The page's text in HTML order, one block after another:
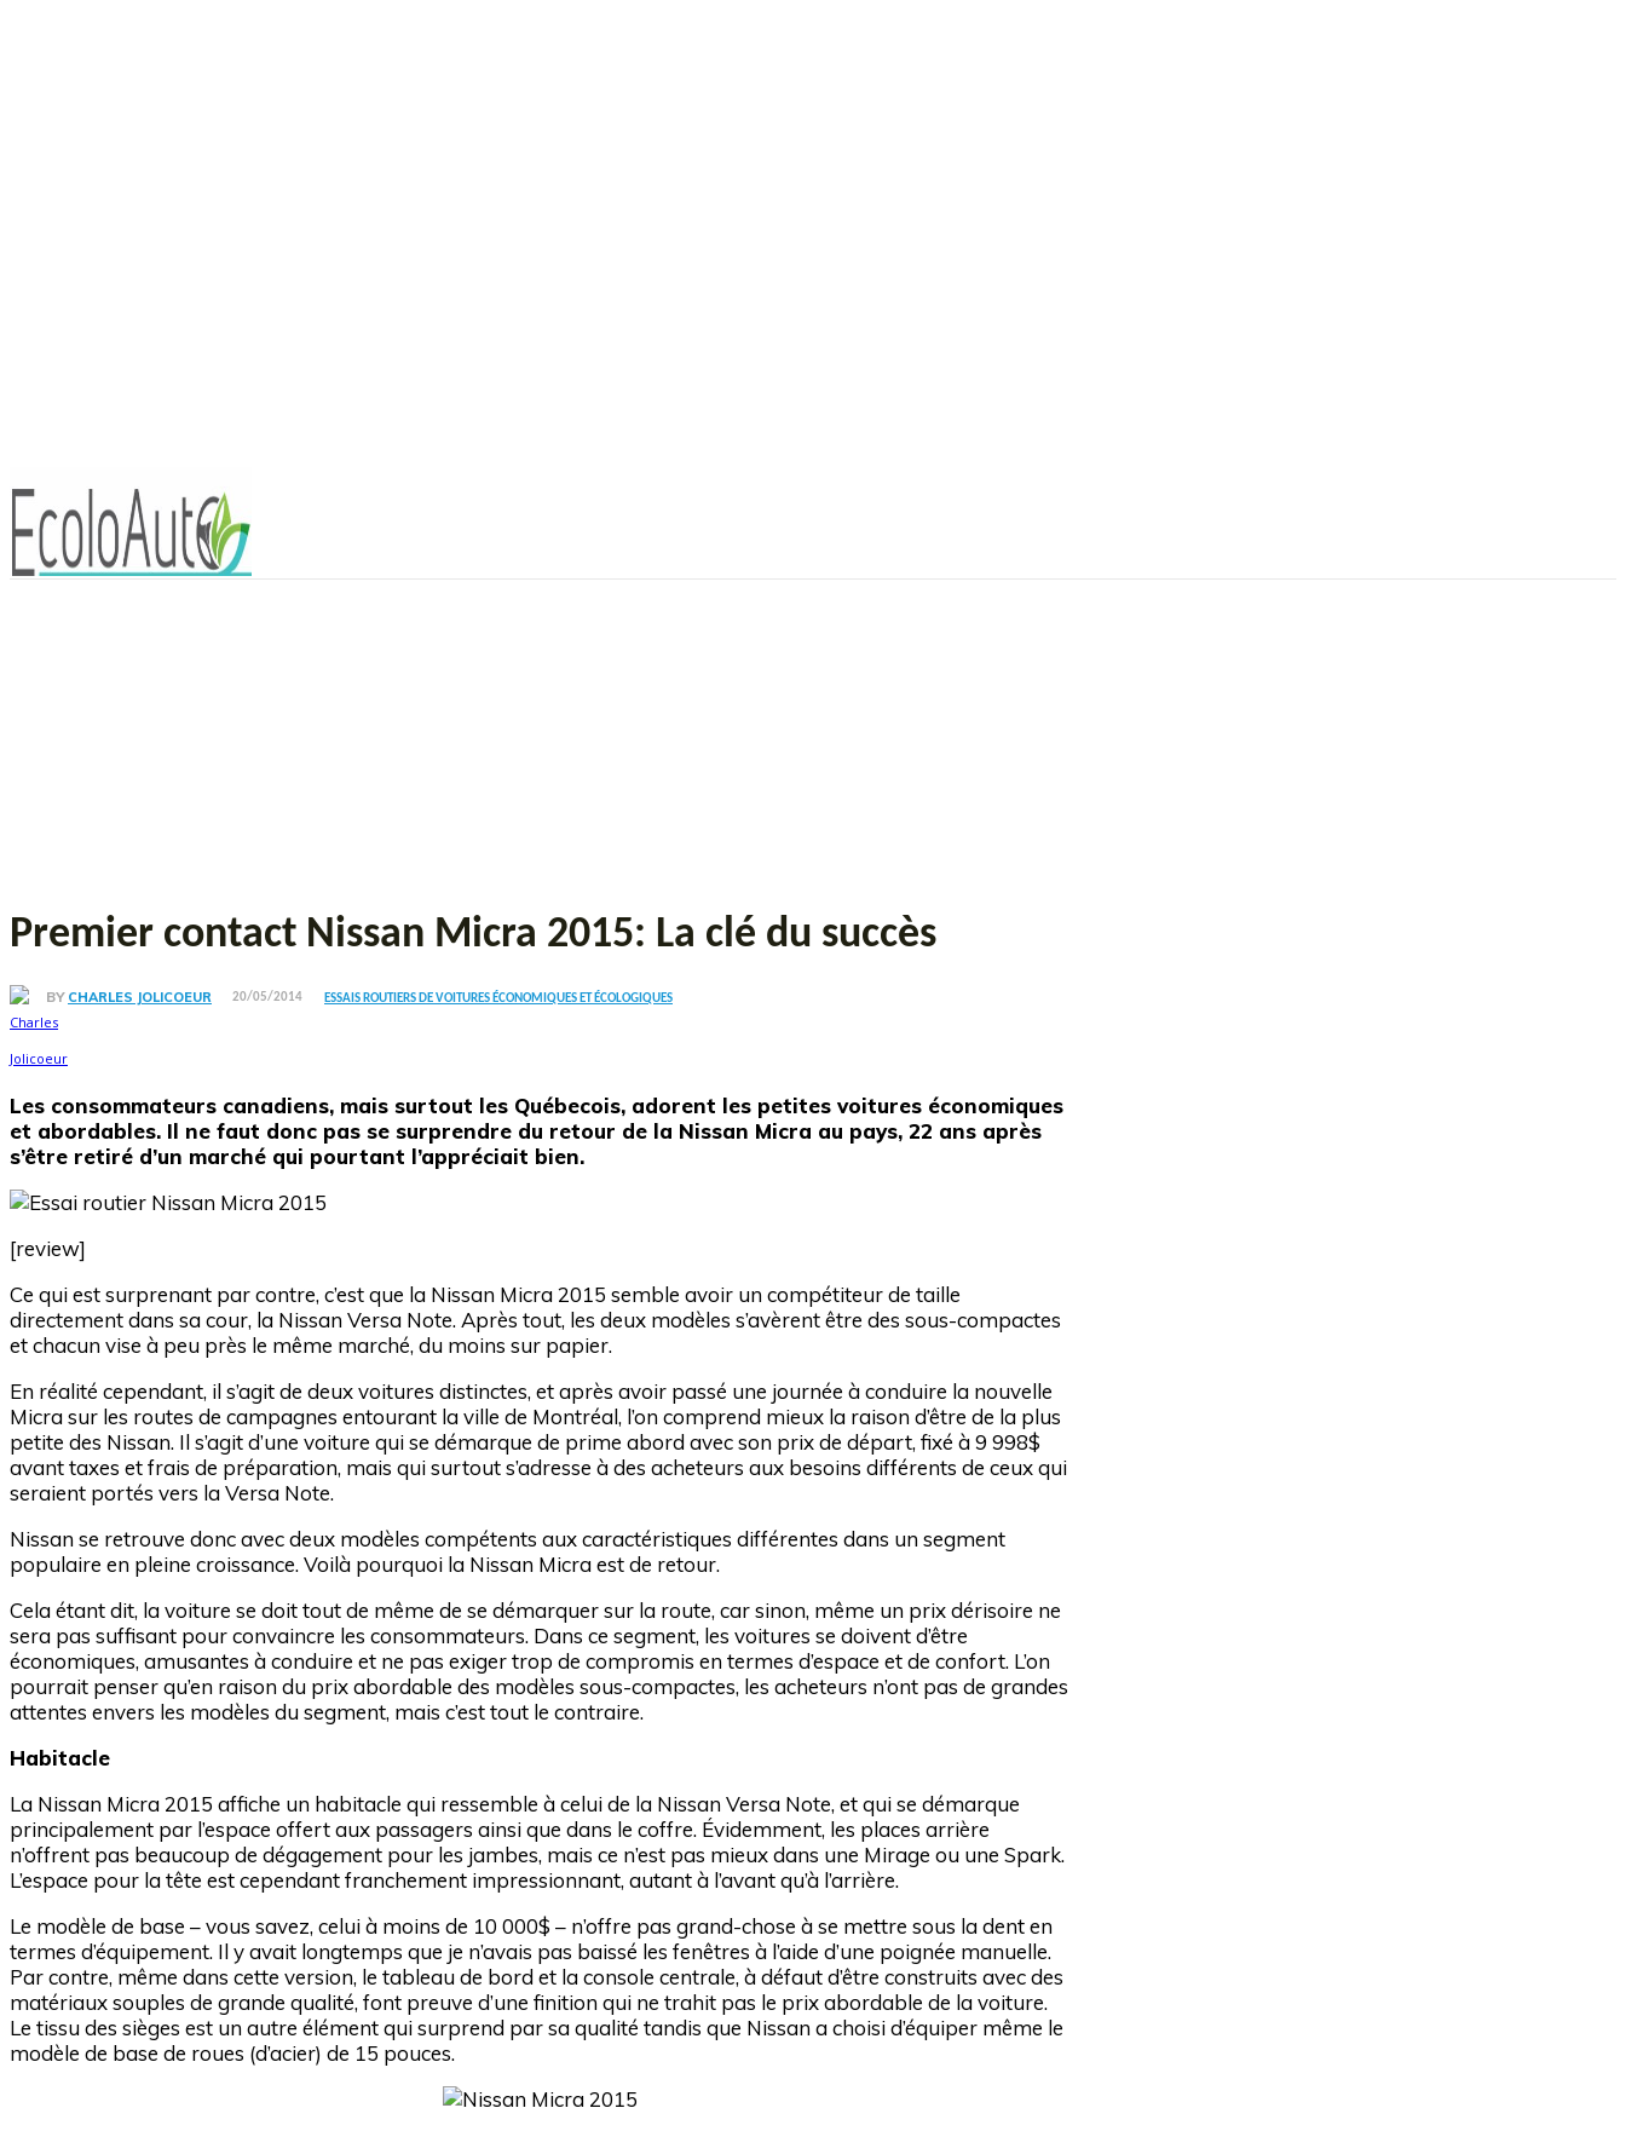
Premier contact Nissan Micra 2015: La clé du succès
BY CHARLES JOLICOEUR 20/05/2014 ESSAIS ROUTIERS DE VOITURES ÉCONOMIQUES ET ÉCOLOGIQUES
Partager
Les consommateurs canadiens, mais surtout les Québecois, adorent les petites voitures économiques
et abordables. Il ne faut donc pas se surprendre du retour de la Nissan Micra au pays, 22 ans après
s’être retiré d’un marché qui pourtant l’appréciait bien.
[review]
Ce qui est surprenant par contre, c’est que la Nissan Micra 2015 semble avoir un compétiteur de taille
directement dans sa cour, la Nissan Versa Note. Après tout, les deux modèles s’avèrent être des sous-compactes
et chacun vise à peu près le même marché, du moins sur papier.
En réalité cependant, il s’agit de deux voitures distinctes, et après avoir passé une journée à conduire la nouvelle
Micra sur les routes de campagnes entourant la ville de Montréal, l’on comprend mieux la raison d’être de la plus
petite des Nissan. Il s’agit d’une voiture qui se démarque de prime abord avec son prix de départ, fixé à 9 998$
avant taxes et frais de préparation, mais qui surtout s’adresse à des acheteurs aux besoins différents de ceux qui
seraient portés vers la Versa Note.
Nissan se retrouve donc avec deux modèles compétents aux caractéristiques différentes dans un segment
populaire en pleine croissance. Voilà pourquoi la Nissan Micra est de retour.
Cela étant dit, la voiture se doit tout de même de se démarquer sur la route, car sinon, même un prix dérisoire ne
sera pas suffisant pour convaincre les consommateurs. Dans ce segment, les voitures se doivent d’être
économiques, amusantes à conduire et ne pas exiger trop de compromis en termes d’espace et de confort. L’on
pourrait penser qu’en raison du prix abordable des modèles sous-compactes, les acheteurs n’ont pas de grandes
attentes envers les modèles du segment, mais c’est tout le contraire.
Habitacle
La Nissan Micra 2015 affiche un habitacle qui ressemble à celui de la Nissan Versa Note, et qui se démarque
principalement par l’espace offert aux passagers ainsi que dans le coffre. Évidemment, les places arrière
n’offrent pas beaucoup de dégagement pour les jambes, mais ce n’est pas mieux dans une Mirage ou une Spark.
L’espace pour la tête est cependant franchement impressionnant, autant à l’avant qu’à l’arrière.
Le modèle de base – vous savez, celui à moins de 10 000$ – n’offre pas grand-chose à se mettre sous la dent en
termes d’équipement. Il y avait longtemps que je n’avais pas baissé les fenêtres à l’aide d’une poignée manuelle.
Par contre, même dans cette version, le tableau de bord et la console centrale, à défaut d’être construits avec des
matériaux souples de grande qualité, font preuve d’une finition qui ne trahit pas le prix abordable de la voiture.
Le tissu des sièges est un autre élément qui surprend par sa qualité tandis que Nissan a choisi d’équiper même le
modèle de base de roues (d’acier) de 15 pouces.